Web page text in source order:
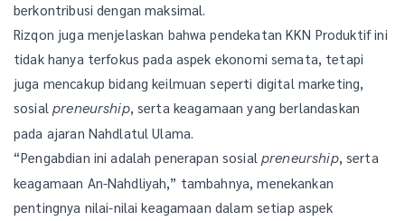
berkontribusi dengan maksimal.
Rizqon juga menjelaskan bahwa pendekatan KKN Produktif ini
tidak hanya terfokus pada aspek ekonomi semata, tetapi
juga mencakup bidang keilmuan seperti digital marketing,
sosialpreneurship, serta keagamaan yang berlandaskan
pada ajaran Nahdlatul Ulama.
“Pengabdian ini adalah penerapan sosial preneurship, serta
keagamaan An-Nahdliyah,” tambahnya, menekankan
pentingnya nilai-nilai keagamaan dalam setiap aspek